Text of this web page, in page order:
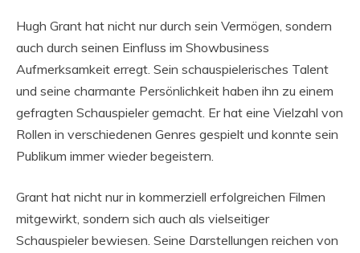
Hugh Grant hat nicht nur durch sein Vermögen, sondern
auch durch seinen Einfluss im Showbusiness
Aufmerksamkeit erregt. Sein schauspielerisches Talent
und seine charmante Persönlichkeit haben ihn zu einem
gefragten Schauspieler gemacht. Er hat eine Vielzahl von
Rollen in verschiedenen Genres gespielt und konnte sein
Publikum immer wieder begeistern.
Grant hat nicht nur in kommerziell erfolgreichen Filmen
mitgewirkt, sondern sich auch als vielseitiger
Schauspieler bewiesen. Seine Darstellungen reichen von